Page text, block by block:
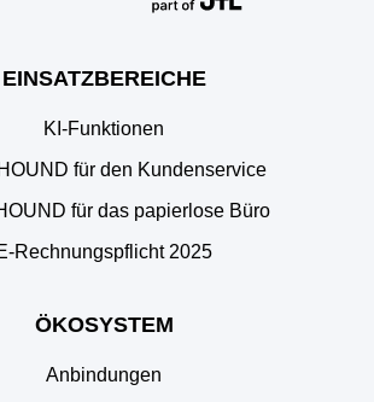
EINSATZBEREICHE
KI-Funktionen
für den Kundenservice
für das papierlose Büro
2025
ÖKOSYSTEM
Anbindungen